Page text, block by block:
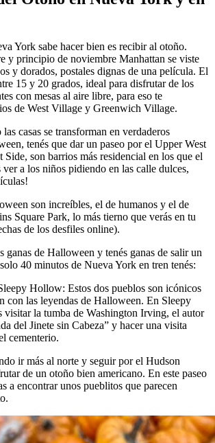
York sabe hacer bien es recibir al otoño.
y principio de noviembre Manhattan se viste
y dorados, postales dignas de una película. El
15 y 20 grados, ideal para disfrutar de los
con mesas al aire libre, para eso te
de West Village y Greenwich Village.
casas se transforman en verdaderos
tenés que dar un paseo por el Upper West
Side, son barrios más residencial en los que el
a los niños pidiendo en las calle dulces,
son increíbles, el de humanos y el de
Square Park, lo más tierno que verás en tu
de los desfiles online).
ganas de Halloween y tenés ganas de salir un
40 minutos de Nueva York en tren tenés:
Hollow: Estos dos pueblos son icónicos
con las leyendas de Halloween. En Sleepy
visitar la tumba de Washington Irving, el autor
del Jinete sin Cabeza” y hacer una visita
cementerio.
ir más al norte y seguir por el Hudson
de un otoño bien americano. En este paseo
a encontrar unos pueblitos que parecen